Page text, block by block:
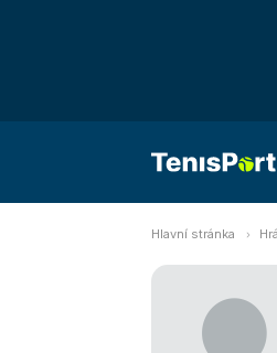
Hlavní stránka